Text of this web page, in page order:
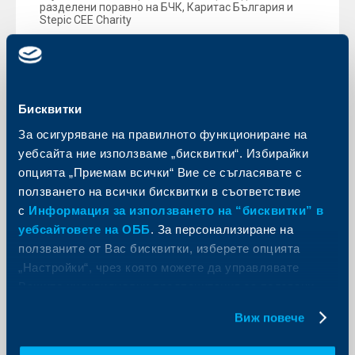
Бисквитки
За осигуряване на правилното функциониране на
уебсайта ние използваме „бисквитки“. Избирайки
опцията „Приемам всички“ Вие се съгласявате с
ползването на всички бисквитки в съответствие
с Информация за използването на “бисквитки” в
уебсайтовете на ОББ. За персонализиране на
ползваните от Вас бисквитки, изберете опцията
„Настройки“, чрез която можете да управлявате
Виж повече
разделени поравно на БЧК, Каритас България и
Stepic CEE Charity
KBC Банк
Пенсионери са открили над 30%
повече сметки през миналата
година
14 март 2022
Възрастните хора използват банкова сметка за по-
удобно получаване и харчене на средствата